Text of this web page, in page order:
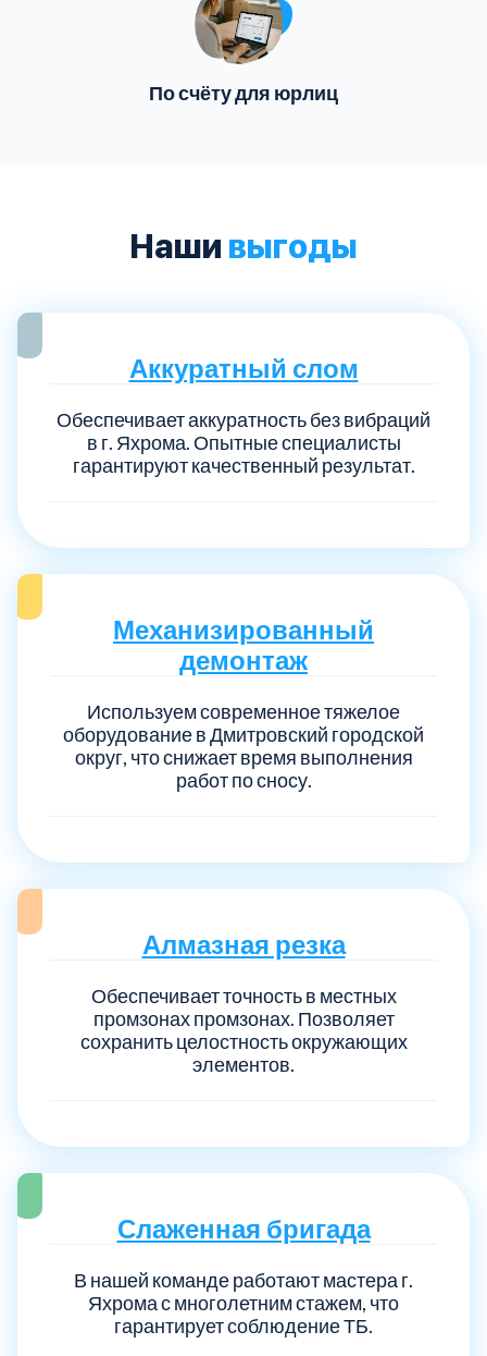
По счёту для юрлиц
Наши выгоды
Аккуратный слом
Обеспечивает аккуратность без вибраций
в г. Яхрома. Опытные специалисты
гарантируют качественный результат.
Механизированный
демонтаж
Используем современное тяжелое
оборудование в Дмитровский городской
округ, что снижает время выполнения
работ по сносу.
Алмазная резка
Обеспечивает точность в местных
промзонах промзонах. Позволяет
сохранить целостность окружающих
элементов.
Слаженная бригада
В нашей команде работают мастера г.
Яхрома с многолетним стажем, что
гарантирует соблюдение ТБ.